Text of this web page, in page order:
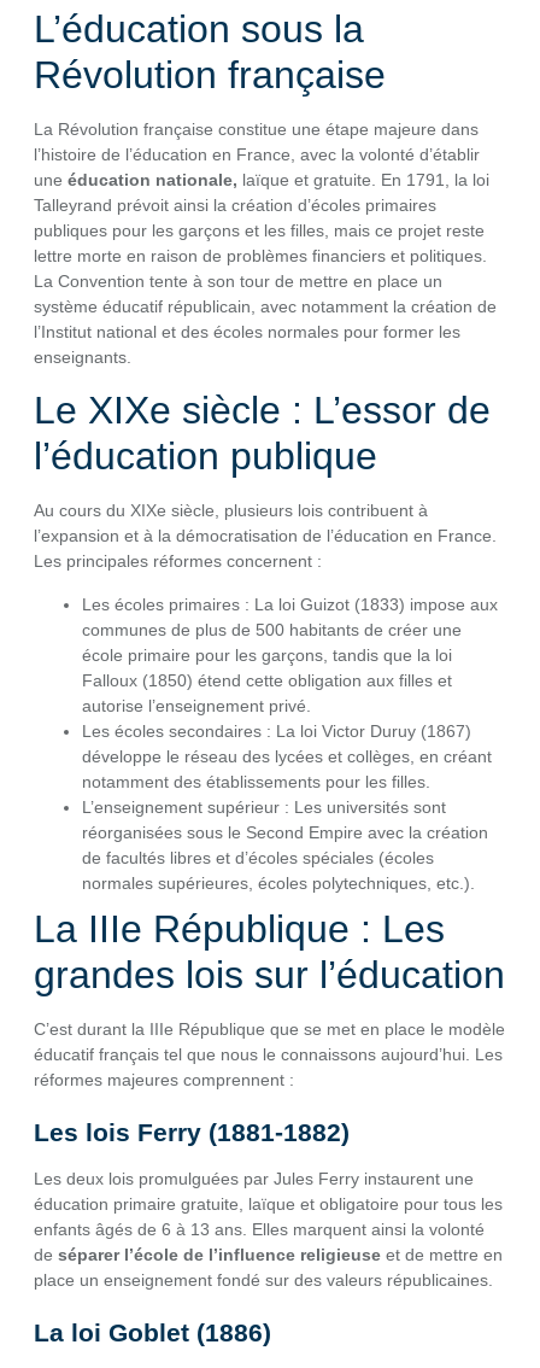
L’éducation sous la
Révolution française
La Révolution française constitue une étape majeure dans
l’histoire de l’éducation en France, avec la volonté d’établir
une éducation nationale, laïque et gratuite. En 1791, la loi
Talleyrand prévoit ainsi la création d’écoles primaires
publiques pour les garçons et les filles, mais ce projet reste
lettre morte en raison de problèmes financiers et politiques.
La Convention tente à son tour de mettre en place un
système éducatif républicain, avec notamment la création de
l’Institut national et des écoles normales pour former les
enseignants.
Le XIXe siècle : L’essor de
l’éducation publique
Au cours du XIXe siècle, plusieurs lois contribuent à
l’expansion et à la démocratisation de l’éducation en France.
Les principales réformes concernent :
Les écoles primaires : La loi Guizot (1833) impose aux
communes de plus de 500 habitants de créer une
école primaire pour les garçons, tandis que la loi
Falloux (1850) étend cette obligation aux filles et
autorise l’enseignement privé.
Les écoles secondaires : La loi Victor Duruy (1867)
développe le réseau des lycées et collèges, en créant
notamment des établissements pour les filles.
L’enseignement supérieur : Les universités sont
réorganisées sous le Second Empire avec la création
de facultés libres et d’écoles spéciales (écoles
normales supérieures, écoles polytechniques, etc.).
La IIIe République : Les
grandes lois sur l’éducation
C’est durant la IIIe République que se met en place le modèle
éducatif français tel que nous le connaissons aujourd’hui. Les
réformes majeures comprennent :
Les lois Ferry (1881-1882)
Les deux lois promulguées par Jules Ferry instaurent une
éducation primaire gratuite, laïque et obligatoire pour tous les
enfants âgés de 6 à 13 ans. Elles marquent ainsi la volonté
de séparer l’école de l’influence religieuse et de mettre en
place un enseignement fondé sur des valeurs républicaines.
La loi Goblet (1886)